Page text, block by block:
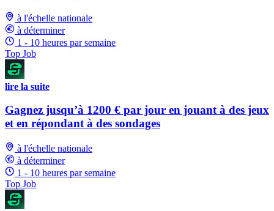
à l'échelle nationale
à déterminer
1 - 10 heures par semaine
Top Job
lire la suite
Gagnez jusqu’à 1200 € par jour en jouant à des jeux
et en répondant à des sondages
à l'échelle nationale
à déterminer
1 - 10 heures par semaine
Top Job